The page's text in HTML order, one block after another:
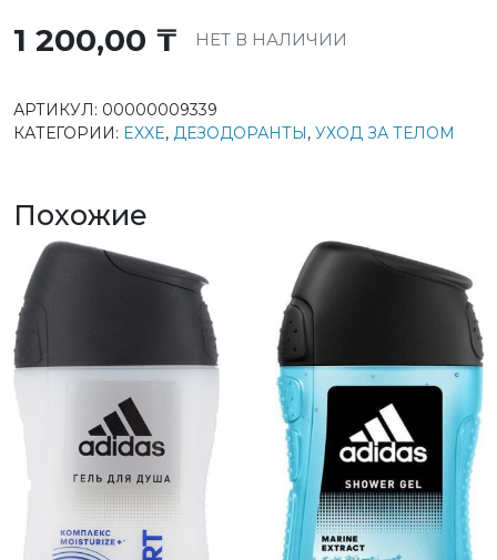
1 200,00 ₸ НЕТ В НАЛИЧИИ
АРТИКУЛ: 00000009339
КАТЕГОРИИ: EXXE, ДЕЗОДОРАНТЫ, УХОД ЗА ТЕЛОМ
Похожие